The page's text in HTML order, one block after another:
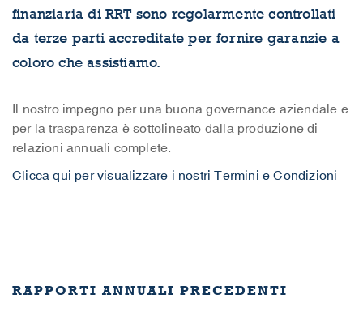
finanziaria di RRT sono regolarmente controllati
da terze parti accreditate per fornire garanzie a
coloro che assistiamo.
Il nostro impegno per una buona governance aziendale e
per la trasparenza è sottolineato dalla produzione di
relazioni annuali complete.
Clicca qui per visualizzare i nostri Termini e Condizioni
RAPPORTI ANNUALI PRECEDENTI